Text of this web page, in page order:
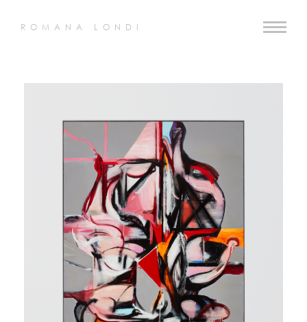
ROMANA LONDI